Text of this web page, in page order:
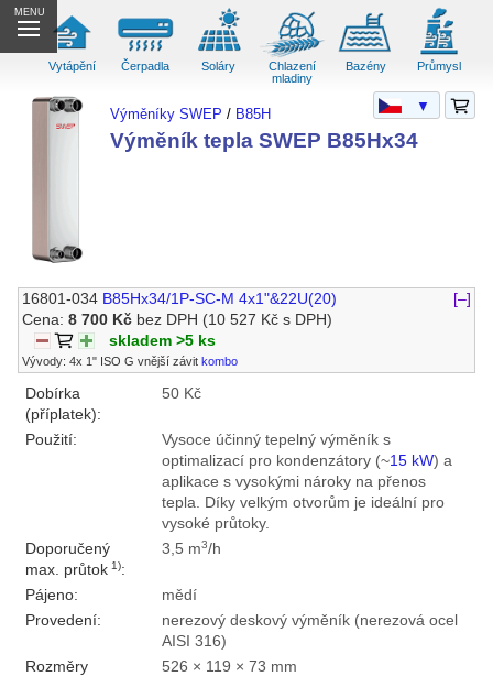
MENU
Vytápění Čerpadla Soláry
Chlazení
mladiny
Bazény Průmysl
Výměníky SWEP / B85H
Výměník tepla SWEP B85Hx34
16801-034 B85Hx34/1P-SC-M 4x1"&22U(20)
[–]
Cena:8 700 Kč bez DPH (10 527 Kč s DPH)
skladem >5 ks
Vývody: 4x 1" ISO G vnější závitkombo
Dobírka
(příplatek):
50 Kč
Použití:
Vysoce účinný tepelný výměník s
optimalizací pro kondenzátory (~15 kW) a
aplikace s vysokými nároky na přenos
tepla. Díky velkým otvorům je ideální pro
vysoké průtoky.
Doporučený
max. průtok1):
3,5 m3/h
Pájeno:
mědí
Provedení:
nerezový deskový výměník (nerezová ocel
AISI 316)
Rozměry
526 × 119 × 73 mm
▼